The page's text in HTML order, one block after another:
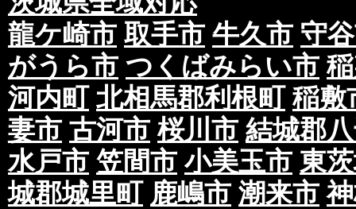
龍ケ崎市 取手市 牛久市 守
がうら市 つくばみらい市
河内町 北相馬郡利根町 稲敷
妻市 古河市 桜川市 結城郡
水戸市 笠間市 小美玉市 東
城郡城里町 鹿嶋市 潮来市